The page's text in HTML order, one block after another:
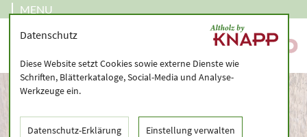
MENU
Datenschutz
Diese Website setzt Cookies sowie externe Dienste wie
Schriften, Blätterkataloge, Social-Media und Analyse-
Werkzeuge ein.
Datenschutz-Erklärung Einstellung verwalten